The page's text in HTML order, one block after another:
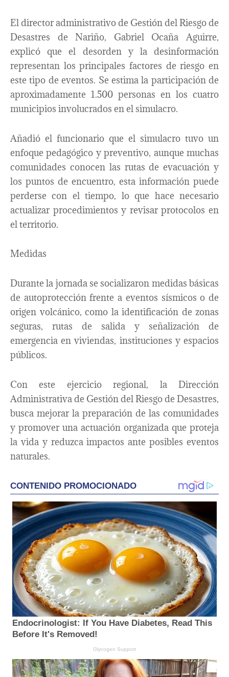
El director administrativo de Gestión del Riesgo de
Desastres de Nariño, Gabriel Ocaña Aguirre,
explicó que el desorden y la desinformación
representan los principales factores de riesgo en
este tipo de eventos. Se estima la participación de
aproximadamente 1.500 personas en los cuatro
municipios involucrados en el simulacro.
Añadió el funcionario que el simulacro tuvo un
enfoque pedagógico y preventivo, aunque muchas
comunidades conocen las rutas de evacuación y
los puntos de encuentro, esta información puede
perderse con el tiempo, lo que hace necesario
actualizar procedimientos y revisar protocolos en
el territorio.
Medidas
Durante la jornada se socializaron medidas básicas
de autoprotección frente a eventos sísmicos o de
origen volcánico, como la identificación de zonas
seguras, rutas de salida y señalización de
emergencia en viviendas, instituciones y espacios
públicos.
Con este ejercicio regional, la Dirección
Administrativa de Gestión del Riesgo de Desastres,
busca mejorar la preparación de las comunidades
y promover una actuación organizada que proteja
la vida y reduzca impactos ante posibles eventos
naturales.